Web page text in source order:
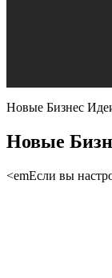
Новые Бизнес
Новые
<emЕсли вы